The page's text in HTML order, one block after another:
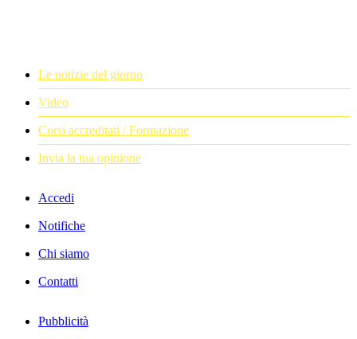
Le notizie del giorno
Video
Corsi accreditati / Formazione
Invia la tua opinione
Accedi
Notifiche
Chi siamo
Contatti
Pubblicità